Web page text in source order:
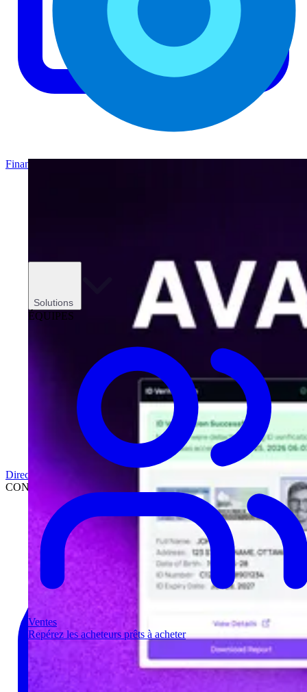
Solutions
ÉQUIPES
Ventes
Repérez les acheteurs prêts à acheter
Finance
Direction
CONCESSIONNAIRES